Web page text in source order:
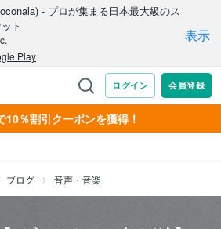
10％割引クーポンを獲得！
ブログ 音声・音楽